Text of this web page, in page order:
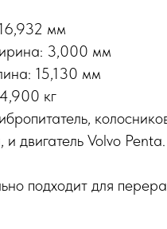
мм
3,000 мм
15,130 мм
кг
двигатель Volvo Penta.
подходит для